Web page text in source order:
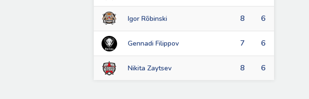
Igor Rõbinski 8 6
Gennadi Filippov 7 6
Nikita Zaytsev 8 6